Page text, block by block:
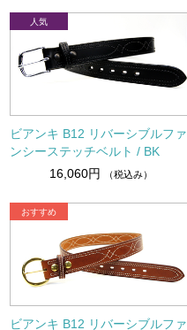
ビアンキ B12 リバーシブルファ
ンシーステッチベルト / BK
16,060円
（税込み）
ビアンキ B12 リバーシブルファ